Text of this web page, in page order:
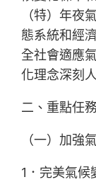
（特）年夜
態系統和經
全社會適應
化理念深刻
二、重點任
（一）加強
1．完美氣候